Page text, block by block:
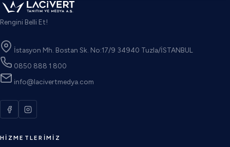
Rengini Belli Et!
İstasyon Mh. Bostan Sk. No:17/9 34940 Tuzla/İSTANBUL
0850 888 1 800
info@lacivertmedya.com
HIZMETLERIMIZ